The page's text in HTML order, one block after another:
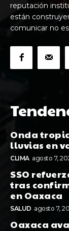
reputación
están
comunicar no
Onda
lluvias en
CLIMA agosto 7,
SSO
tras
en Oaxaca
SALUD agosto 7,
Oaxaca